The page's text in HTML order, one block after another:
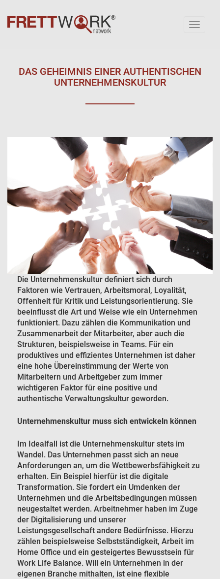
Toggle
DAS GEHEIMNIS EINER AUTHENTISCHEN
UNTERNEHMENSKULTUR
Die Unternehmenskultur definiert sich durch
Faktoren wie Vertrauen, Arbeitsmoral, Loyalität,
Offenheit für Kritik und Leistungsorientierung. Sie
beeinflusst die Art und Weise wie ein Unternehmen
funktioniert. Dazu zählen die Kommunikation und
Zusammenarbeit der Mitarbeiter, aber auch die
Strukturen, beispielsweise in Teams. Für ein
produktives und effizientes Unternehmen ist daher
eine hohe Übereinstimmung der Werte von
Mitarbeitern und Arbeitgeber zum immer
wichtigeren Faktor für eine positive und
authentische Verwaltungskultur geworden.
Unternehmenskultur muss sich entwickeln können
Im Idealfall ist die Unternehmenskultur stets im
Wandel. Das Unternehmen passt sich an neue
Anforderungen an, um die Wettbewerbsfähigkeit zu
erhalten. Ein Beispiel hierfür ist die digitale
Transformation. Sie fordert ein Umdenken der
Unternehmen und die Arbeitsbedingungen müssen
neugestaltet werden. Arbeitnehmer haben im Zuge
der Digitalisierung und unserer
Leistungsgesellschaft andere Bedürfnisse. Hierzu
zählen beispielsweise Selbstständigkeit, Arbeit im
Home Office und ein gesteigertes Bewusstsein für
Work Life Balance. Will ein Unternehmen in der
eigenen Branche mithalten, ist eine flexible